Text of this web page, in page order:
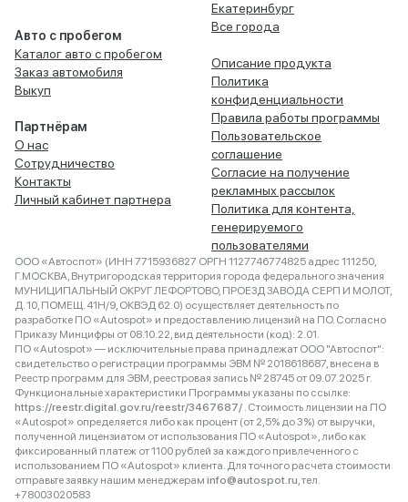
Авто с пробегом
Каталог авто с пробегом
Заказ автомобиля
Выкуп
Партнёрам
О нас
Сотрудничество
Контакты
Личный кабинет партнера
Екатеринбург
Все города
Описание продукта
Политика
конфиденциальности
Правила работы программы
Пользовательское
соглашение
Согласие на получение
рекламных рассылок
Политика для контента,
генерируемого
пользователями
ООО «Автоспот» (ИНН 7715936827 ОРГН 1127746774825 адрес 111250,
Г.МОСКВА, Внутригородская территория города федерального значения
МУНИЦИПАЛЬНЫЙ ОКРУГ ЛЕФОРТОВО, ПРОЕЗД ЗАВОДА СЕРП И МОЛОТ,
Д. 10, ПОМЕЩ. 41Н/9, ОКВЭД 62.0) осуществляет деятельность по
разработке ПО «Autospot» и предоставлению лицензий на ПО. Согласно
Приказу Минцифры от 08.10.22, вид деятельности (код): 2.01.
ПО «Autospot» — исключительные права принадлежат ООО "Автоспот":
свидетельство о регистрации программы ЭВМ № 2018618687, внесена в
Реестр программ для ЭВМ, реестровая запись № 28745 от 09.07.2025 г.
Функциональные характеристики Программы указаны по ссылке:
https://reestr.digital.gov.ru/reestr/3467687/ . Стоимость лицензии на ПО
«Autospot» определяется либо как процент (от 2,5% до 3%) от выручки,
полученной лицензиатом от использования ПО «Autospot», либо как
фиксированный платеж от 1100 рублей за каждого привлеченного с
использованием ПО «Autospot» клиента. Для точного расчета стоимости
отправьте заявку нашим менеджерам info@autospot.ru, тел.
+78003020583